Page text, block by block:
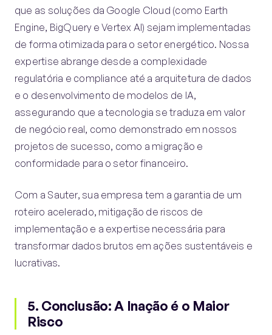
que as soluções da Google Cloud (como Earth
Engine, BigQuery e Vertex AI) sejam implementadas
de forma otimizada para o setor energético. Nossa
expertise abrange desde a complexidade
regulatória e compliance até a arquitetura de dados
e o desenvolvimento de modelos de IA,
assegurando que a tecnologia se traduza em valor
de negócio real, como demonstrado em nossos
projetos de sucesso, como a migração e
conformidade para o setor financeiro.
Com a Sauter, sua empresa tem a garantia de um
roteiro acelerado, mitigação de riscos de
implementação e a expertise necessária para
transformar dados brutos em ações sustentáveis e
lucrativas.
5. Conclusão: A Inação é o Maior
Risco